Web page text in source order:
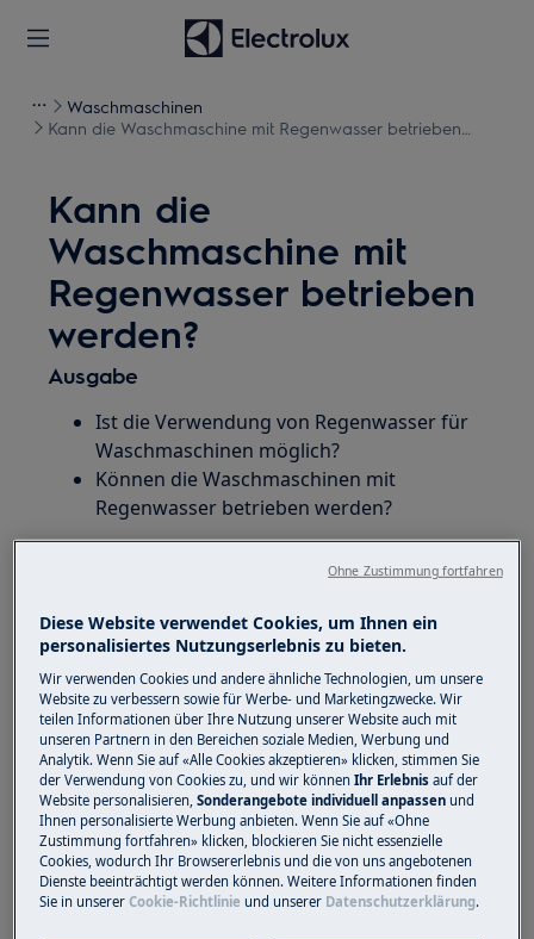
Waschmaschinen
Kann die Waschmaschine mit Regenwasser betrieben
Kann die
Waschmaschine mit
Regenwasser betrieben
werden?
Ausgabe
Ist die Verwendung von Regenwasser für
Waschmaschinen möglich?
Können die Waschmaschinen mit
Regenwasser betrieben werden?
Alle Waschmaschinen
Lösung
Grundsätzlich können Sie eine Waschmaschine
aus unserem Haus mit Regenwasser betreiben.
Bitte beachten Sie folgende Grundsätze:
Der Wasserdruck muss mindestens 0,5 bar
betragen. Hinweise finden Sie in der .
Diese Website verwendet Cookies, um Ihnen ein
personalisiertes Nutzungserlebnis zu bieten.
Wir verwenden Cookies und andere ähnliche Technologien, um unsere
Website zu verbessern sowie für Werbe- und Marketingzwecke. Wir
teilen Informationen über Ihre Nutzung unserer Website auch mit
unseren Partnern in den Bereichen soziale Medien, Werbung und
Analytik. Wenn Sie auf «Alle Cookies akzeptieren» klicken, stimmen Sie
der Verwendung von Cookies zu, und wir könnenIhr Erlebnisauf der
Website personalisieren,Sonderangebote individuell anpassen und
Ihnen personalisierte Werbung anbieten. Wenn Sie auf «Ohne
Zustimmung fortfahren» klicken, blockieren Sie nicht essenzielle
Cookies, wodurch Ihr Browsererlebnis und die von uns angebotenen
Dienste beeinträchtigt werden können. Weitere Informationen finden
Sie in unsererCookie-Richtlinie und unserer Datenschutzerklärung.
Ohne Zustimmung fortfahren